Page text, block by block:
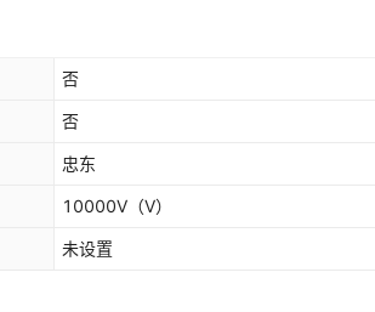
否
否
忠东
10000V （V）
未设置